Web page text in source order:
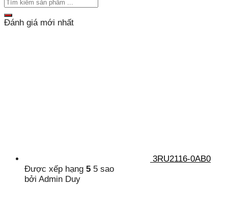
Đánh giá mới nhất
3RU2116-0AB0
Được xếp hạng 5 5 sao
bởi Admin Duy